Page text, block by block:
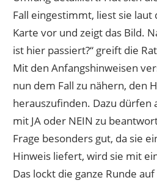
Fall eingestimmt, liest sie
Karte vor und zeigt das Bild.
ist hier passiert?“ greift die
Mit den Anfangshinweisen
nun dem Fall zu nähern, den
herauszufinden. Dazu dürfen
mit JA oder NEIN zu
Frage besonders gut, da sie
Hinweis liefert, wird sie mit
Das lockt die ganze Runde